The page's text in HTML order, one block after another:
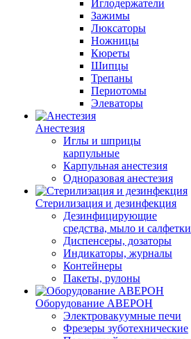
Иглодержатели
Зажимы
Люксаторы
Ножницы
Кюреты
Шипцы
Трепаны
Периотомы
Элеваторы
Анестезия
Иглы и шприцы
карпульные
Карпульная анестезия
Одноразовая анестезия
Стерилизация и дезинфекция
Дезинфицирующие
средства, мыло и салфетки
Диспенсеры, дозаторы
Индикаторы, журналы
Контейнеры
Пакеты, рулоны
Оборудование АВЕРОН
Электровакуумные печи
Фрезеры зуботехнические